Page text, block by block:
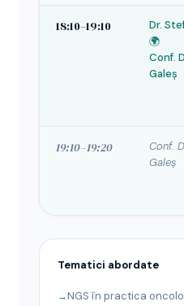
18:10–19:10
Dr.
🌍
Conf.
Galeș
19:10–19:20
Conf.
Galeș
Tematici abordate
NGS în practica